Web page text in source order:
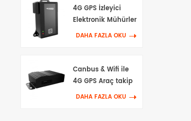
4G GPS İzleyici
Elektronik Mühürler
DAHA FAZLA OKU
Canbus & Wifi ile
4G GPS Araç takip
cihazı
DAHA FAZLA OKU